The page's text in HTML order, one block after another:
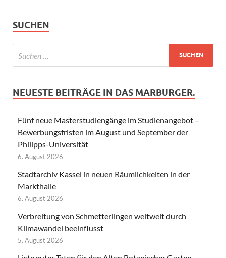
SUCHEN
NEUESTE BEITRÄGE IN DAS MARBURGER.
Fünf neue Masterstudiengänge im Studienangebot –
Bewerbungsfristen im August und September der
Philipps-Universität
6. August 2026
Stadtarchiv Kassel in neuen Räumlichkeiten in der
Markthalle
6. August 2026
Verbreitung von Schmetterlingen weltweit durch
Klimawandel beeinflusst
5. August 2026